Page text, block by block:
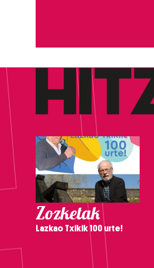
Zozketak
Lazkao Txikik 100 urte!